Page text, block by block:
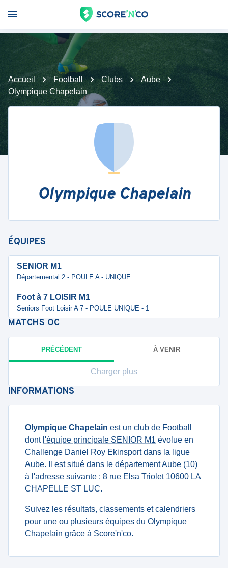
Accueil Football Clubs
Aube
Olympique Chapelain
Olympique Chapelain
ÉQUIPES
SENIOR M1
Départemental 2 - POULE A - UNIQUE
Foot à 7 LOISIR M1
Seniors Foot Loisir A 7 - POULE UNIQUE - 1
MATCHS OC
PRÉCÉDENT À VENIR
Charger plus
INFORMATIONS
Olympique Chapelain est un club de Football
dont l'équipe principale SENIOR M1 évolue en
Challenge Daniel Roy Ekinsport dans la ligue
Aube. Il est situé dans le département Aube (10)
à l'adresse suivante : 8 rue Elsa Triolet 10600 LA
CHAPELLE ST LUC.
Suivez les résultats, classements et calendriers
pour une ou plusieurs équipes du Olympique
Chapelain grâce à Score'n'co.